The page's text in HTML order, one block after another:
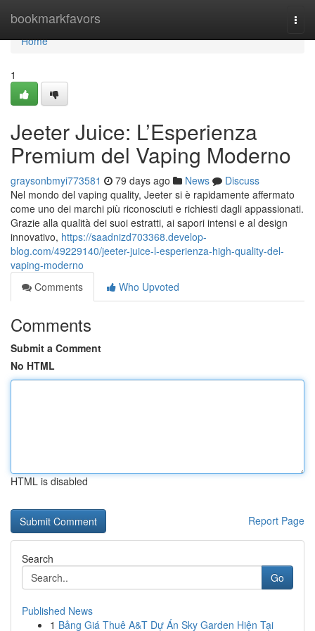
bookmarkfavors
Home
Home
1
Jeeter Juice: L’Esperienza
Premium del Vaping Moderno
graysonbmyi773581 79 days ago News
Discuss
Nel mondo del vaping quality, Jeeter si è rapidamente affermato
come uno dei marchi più riconosciuti e richiesti dagli appassionati.
Grazie alla qualità dei suoi estratti, ai sapori intensi e al design
innovativo, https://saadnizd703368.develop-
blog.com/49229140/jeeter-juice-l-esperienza-high-quality-del-
vaping-moderno
Comments
Who Upvoted
Comments
Submit a Comment
No HTML
HTML is disabled
Report Page
Search
Go
Published News
1 Bảng Giá Thuê A&T Dự Án Sky Garden Hiện Tại